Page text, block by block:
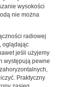
wysokości
nie można
radiowej
oglądając
jeśli użyjemy
występują pewne
Praktyczny